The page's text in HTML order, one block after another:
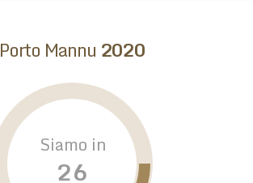
Porto Mannu 2020
Siamo in